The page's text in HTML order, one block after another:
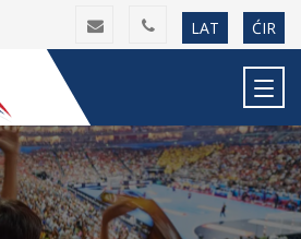
LAT ĆIR